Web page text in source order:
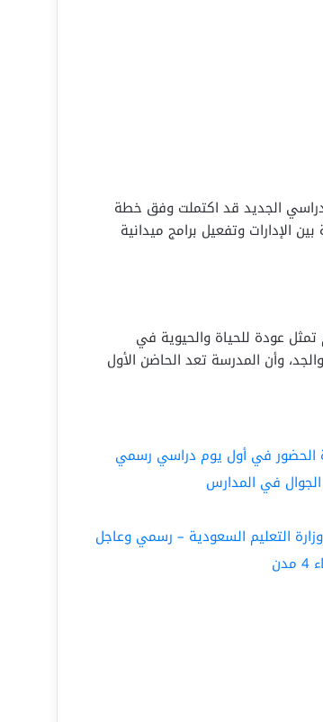
الجديد قد اكتملت وفق خطة
الإدارات وتفعيل برامج ميدانية
تمثل عودة للحياة والحيوية في
وأن المدرسة تعد الحاضن الأول
الحضور في أول يوم دراسي رسمي
في المدارس
التعليم السعودية – رسمي وعاجل